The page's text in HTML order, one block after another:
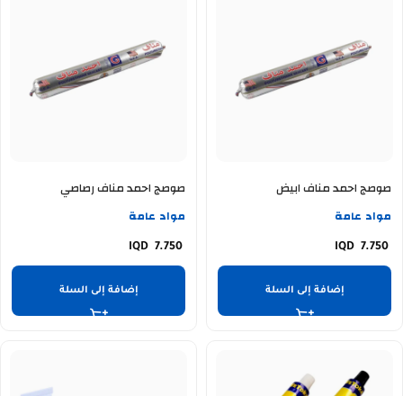
صوصج احمد مناف ابيض
مواد عامة
7.750
إضافة إلى السلة
صوصج احمد مناف رصاصي
مواد عامة
7.750
إضافة إلى السلة